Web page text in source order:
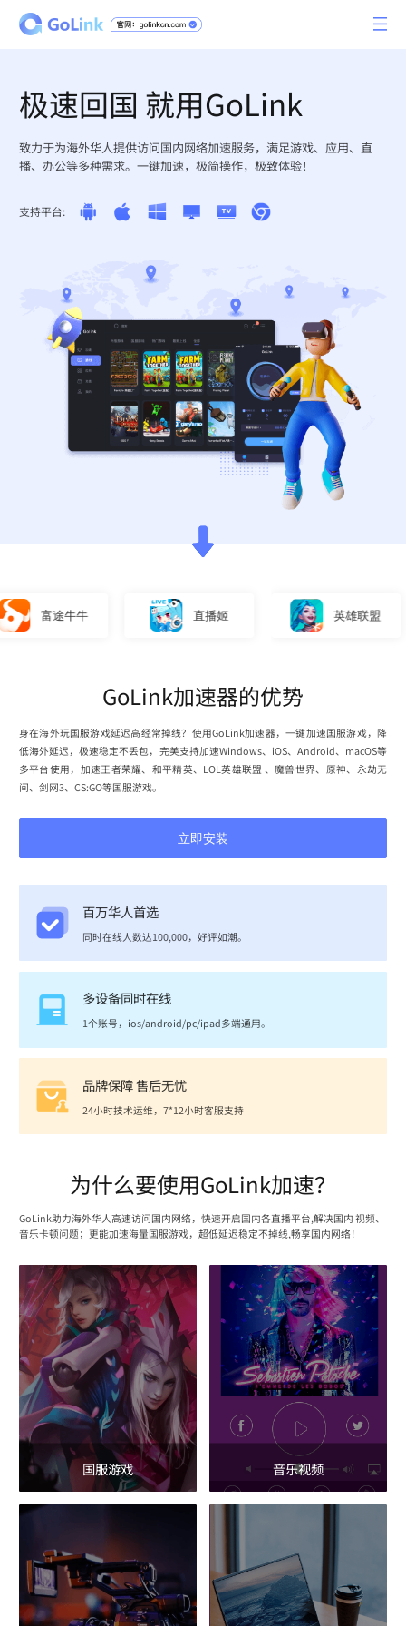
极速回国 就用GoLink
致力于为海外华人提供访问国内网络加速服务，满足游戏、应用、直
播、办公等多种需求。一键加速，极简操作，极致体验！
支持平台:
富途牛牛 直播姬 英雄联盟
GoLink加速器的优势
身在海外玩国服游戏延迟高经常掉线？使用GoLink加速器，一键加速国服游戏，降
低海外延迟，极速稳定不丢包，完美支持加速Windows、iOS、Android、macOS等
多平台使用，加速王者荣耀、和平精英、LOL英雄联盟 、魔兽世界、原神、永劫无
间、剑网3、CS:GO等国服游戏。
立即安装
百万华人首选
同时在线人数达100,000，好评如潮。
多设备同时在线
1个账号，ios/android/pc/ipad多端通用。
品牌保障 售后无忧
24小时技术运维，7*12小时客服支持
为什么要使用GoLink加速？
GoLink助力海外华人高速访问国内网络，快速开启国内各直播平台,解决国内 视频、
音乐卡顿问题；更能加速海量国服游戏，超低延迟稳定不掉线,畅享国内网络！
国服游戏 音乐视频